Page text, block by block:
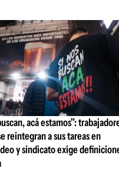
acá estamos":
reintegran a sus tareas en
y sindicato exige